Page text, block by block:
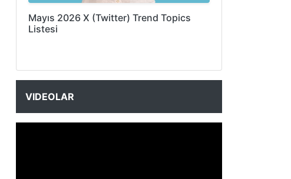
Mayıs 2026 X (Twitter) Trend Topics
Listesi
VIDEOLAR